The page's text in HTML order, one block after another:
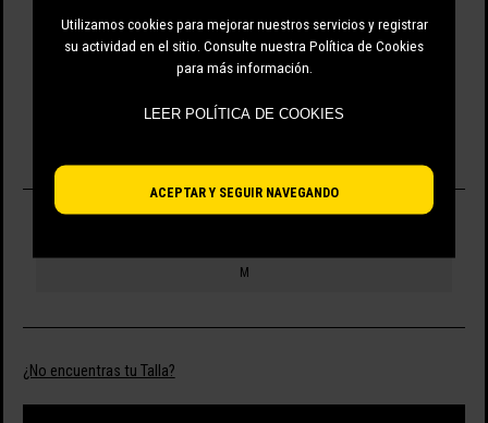
Utilizamos cookies para mejorar nuestros servicios y registrar
su actividad en el sitio. Consulte nuestra Política de Cookies
para más información.
ACEPTAR Y SEGUIR NAVEGANDO
82.60 EUR 118.00 EUR -30%
M
¿No encuentras tu Talla?
LEER POLÍTICA DE COOKIES